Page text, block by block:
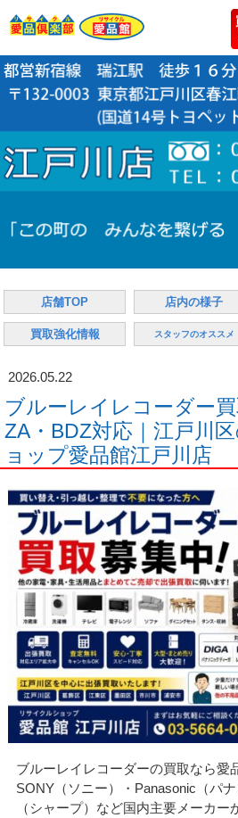
店舗TOP 店内の様子
買取強化情報 スタッフのオススメ
2026.05.22
ブルーレイレコーダー
ZA・BDZ対応｜江戸川
ョップ愛品館江戸川店
ブルーレイレコーダーの買取なら愛
SONY（ソニー）・Panasonic（パ
（シャープ）など国内主要メーカ